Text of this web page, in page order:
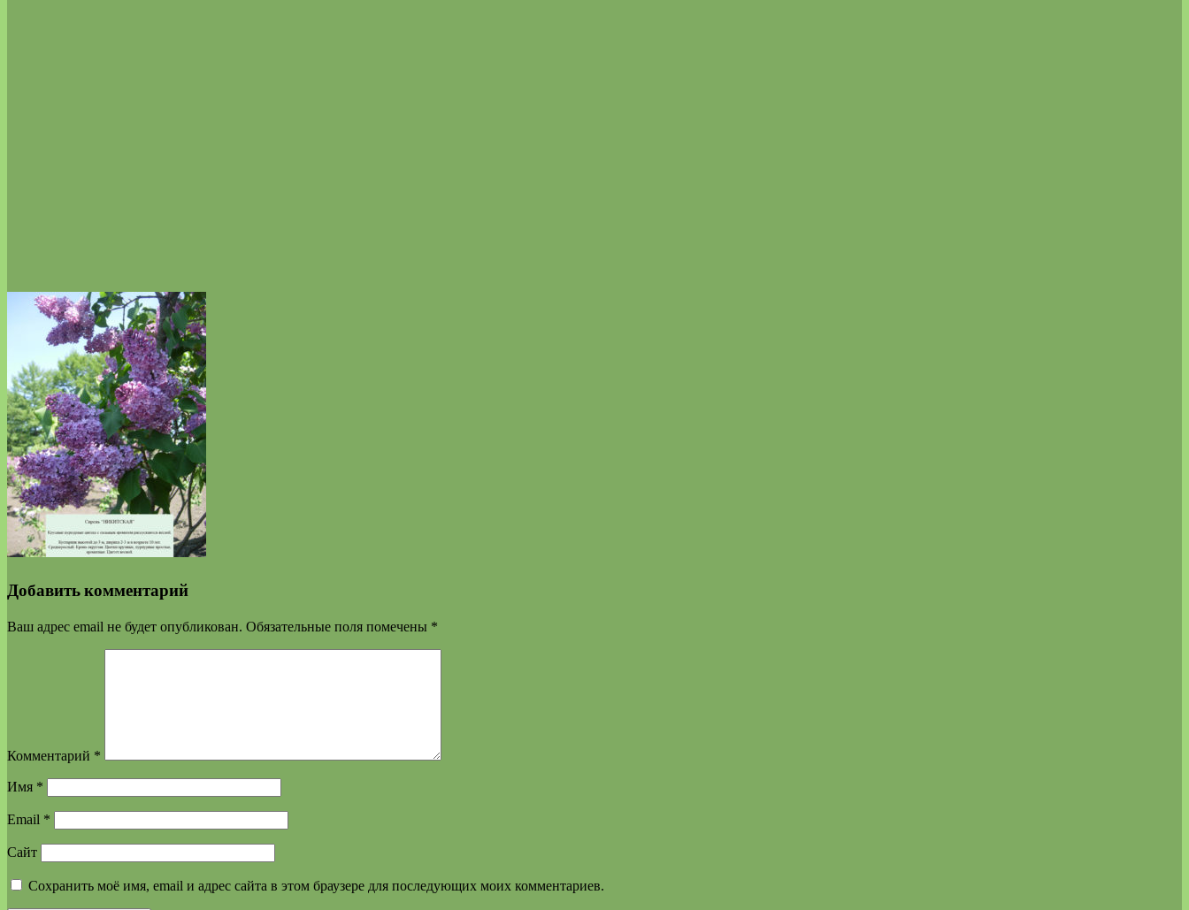
Добавить комментарий
Ваш адрес email не будет опубликован. Обязательные поля помечены *
Комментарий *
Имя *
Email *
Сайт
Сохранить моё имя, email и адрес сайта в этом браузере для последующих моих комментариев.